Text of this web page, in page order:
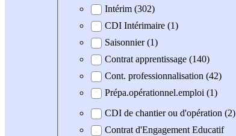
Intérim (302)
CDI Intérimaire (1)
Saisonnier (1)
Contrat apprentissage (140)
Cont. professionnalisation (42)
Prépa.opérationnel.emploi (1)
CDI de chantier ou d'opération (2)
Contrat d'Engagement Educatif